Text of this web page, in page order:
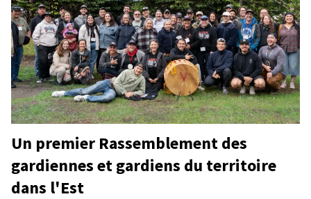
Un premier Rassemblement des
gardiennes et gardiens du territoire
dans l'Est